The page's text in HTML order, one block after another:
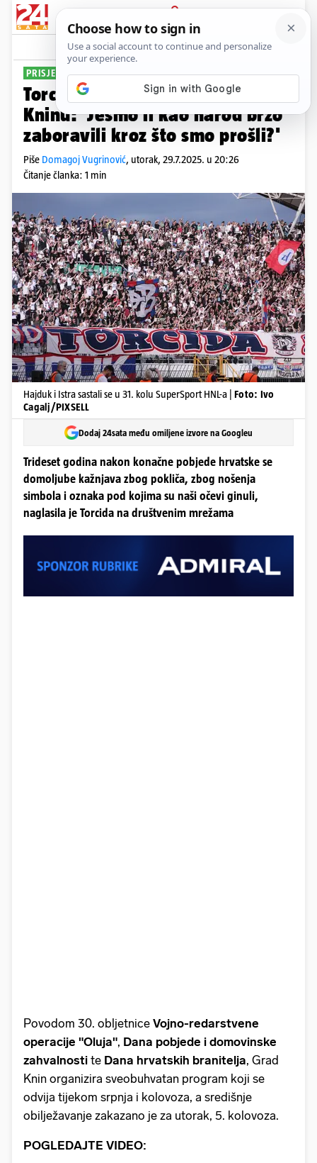
PRIJAVA
Sport Komentari
PRISJETILI SE I GAJEVIH STIHOVA
Torcida pozvala na mimohod u
Kninu: 'Jesmo li kao narod brzo
zaboravili kroz što smo prošli?'
Piše Domagoj Vugrinović, utorak, 29.7.2025. u 20:26
Čitanje članka: 1 min
Hajduk i Istra sastali se u 31. kolu SuperSport HNL-a | Foto: Ivo
Cagalj/PIXSELL
Dodaj 24sata među omiljene izvore na Googleu
Trideset godina nakon konačne pobjede hrvatske se
domoljube kažnjava zbog pokliča, zbog nošenja
simbola i oznaka pod kojima su naši očevi ginuli,
naglasila je Torcida na društvenim mrežama
Povodom 30. obljetnice Vojno-redarstvene
operacije "Oluja", Dana pobjede i domovinske
zahvalnosti te Dana hrvatskih branitelja, Grad
Knin organizira sveobuhvatan program koji se
odvija tijekom srpnja i kolovoza, a središnje
obilježavanje zakazano je za utorak, 5. kolovoza.
POGLEDAJTE VIDEO: